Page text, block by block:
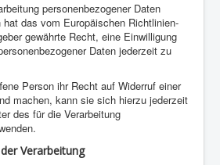
personenbezogener Daten
hat das vom Europäischen Richtlinien-
gewährte Recht, eine Einwilligung
Daten jederzeit zu
Person ihr Recht auf Widerruf einer
machen, kann sie sich hierzu jederzeit
des für die Verarbeitung
Verarbeitung